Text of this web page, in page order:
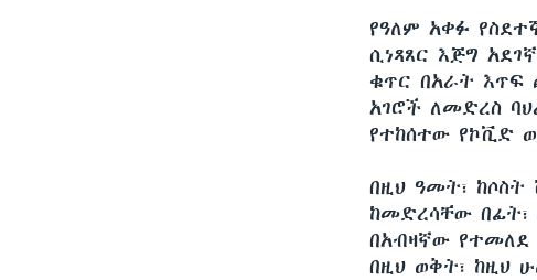
የዓለም አቀፉ
ሲነጻጸር እጅግ
ቁጥር በአራት እጥፍ
አገሮች ለመድረስ
የተከሰተው የኮቪድ
በዚህ ዓመት፣
ከመድረሳቸው
በአብዛኛው የተመለደ
በዚህ ወቅት፣ ከዚህ